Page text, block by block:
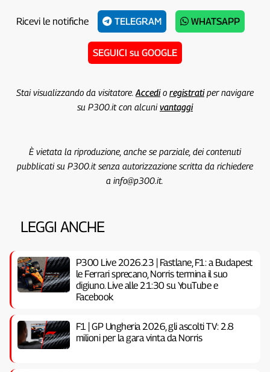
Ricevi le notifiche TELEGRAM WHATSAPP
SEGUICI su GOOGLE
Stai visualizzando da visitatore. Accedio registratiper navigare
su P300.it con alcunivantaggi
È vietata la riproduzione, anche se parziale, dei contenuti
pubblicati su P300.it senza autorizzazione scritta da richiedere
a info@p300.it.
LEGGI ANCHE
P300 Live 2026.23 | Fastlane, F1: a Budapest
le Ferrari sprecano, Norris termina il suo
digiuno. Live alle 21:30 su YouTube e
Facebook
F1 | GP Ungheria 2026, gli ascolti TV: 2.8
milioni per la gara vinta da Norris